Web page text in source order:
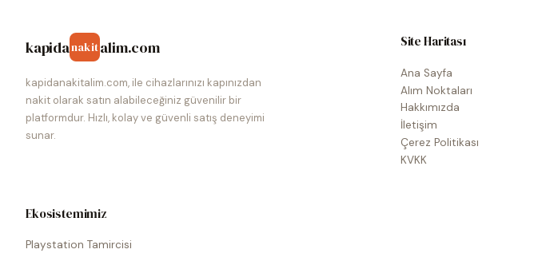
kapidanakitalim.com
kapidanakitalim.com, ile cihazlarınızı kapınızdan
nakit olarak satın alabileceğiniz güvenilir bir
platformdur. Hızlı, kolay ve güvenli satış deneyimi
sunar.
Site Haritası
Ana Sayfa
Alım Noktaları
Hakkımızda
İletişim
Çerez Politikası
KVKK
Ekosistemimiz
Playstation Tamircisi